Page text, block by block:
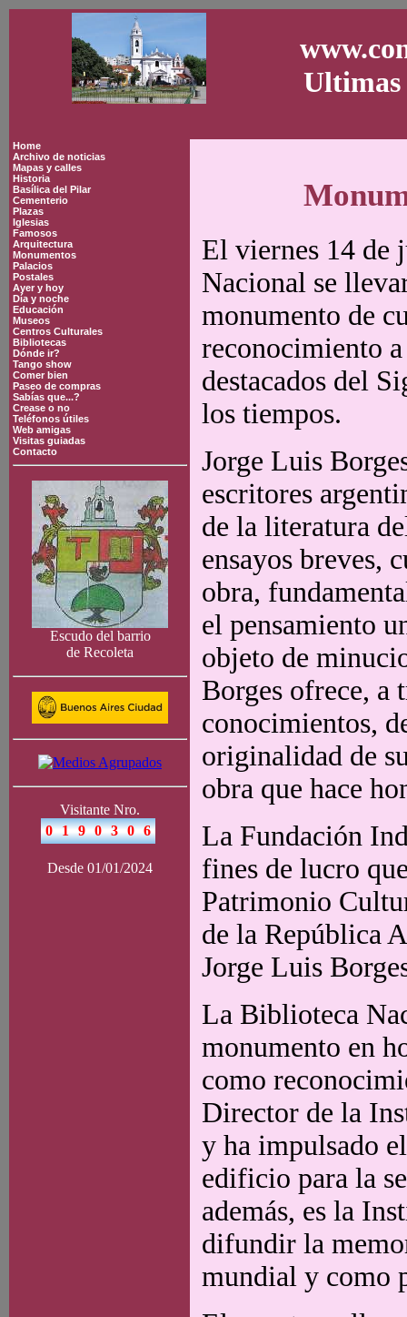
Ultimas
Home
Archivo de noticias
Mapas y calles
Historia
Basílica del Pilar
Cementerio
Plazas
Iglesias
Famosos
Arquitectura
Monumentos
Palacios
Postales
Ayer y hoy
Día y noche
Educación
Museos
Centros Culturales
Bibliotecas
Dónde ir?
Tango show
Comer bien
Paseo de compras
Sabías que...?
Crease o no
Teléfonos útiles
Web amigas
Visitas guiadas
Contacto
Escudo del barrio
de Recoleta
Visitante Nro.
Desde 01/01/2024
El viernes 14 de
Nacional se
monumento de
reconocimiento
destacados del
los tiempos.
Jorge Luis
escritores
de la literatura
ensayos breves,
obra,
el pensamiento
objeto de
Borges ofrece, a
conocimientos,
originalidad de
obra que hace
La Fundación
fines de lucro
Patrimonio
de la República
Jorge Luis
La Biblioteca
monumento en
como
Director de la
y ha impulsado
edificio para la
además, es la
difundir la
mundial y como